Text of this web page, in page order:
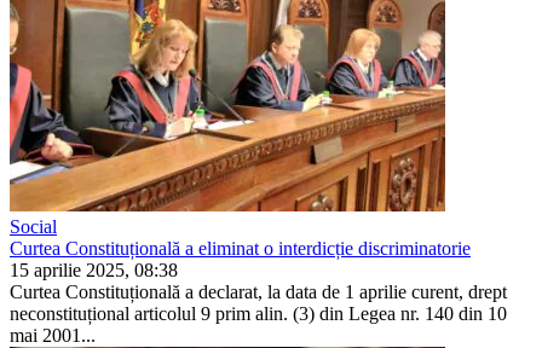
Social
Curtea Constituțională a eliminat o interdicție discriminatorie
15 aprilie 2025, 08:38
Curtea Constituțională a decla­rat, la data de 1 aprilie curent, drept
neconstituțional articolul 9 prim alin. (3) din Legea nr. 140 din 10
mai 2001...